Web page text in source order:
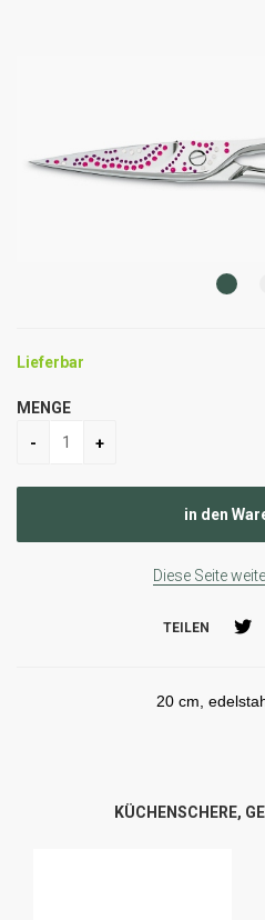
Lieferbar
MENGE
Diese Seite
TEILEN
20 cm,
KÜCHENSCHERE,